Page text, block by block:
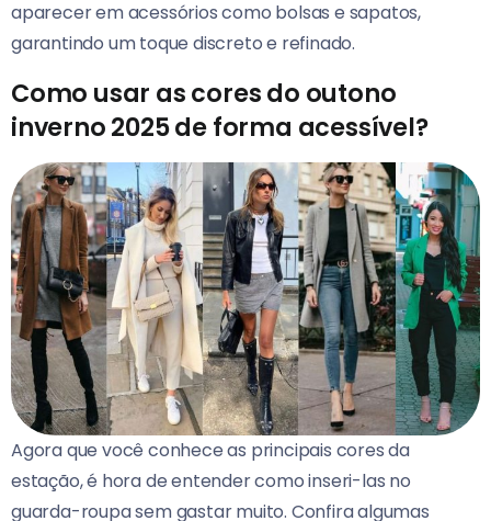
aparecer em acessórios como bolsas e sapatos,
garantindo um toque discreto e refinado.
Como usar as cores do outono
inverno 2025 de forma acessível?
Agora que você conhece as principais cores da
estação, é hora de entender como inseri-las no
guarda-roupa sem gastar muito. Confira algumas